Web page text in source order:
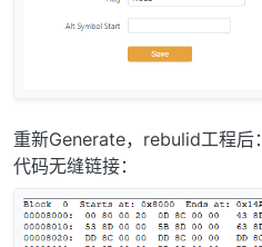
重新Generate，rebulid工程后：
代码无缝链接：